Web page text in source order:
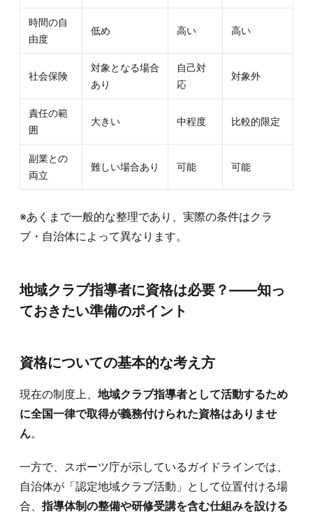
時間の自
由度
低め 高い 高い
社会保険
対象となる場合
あり
自己対
応
対象外
責任の範
囲
大きい 中程度 比較的限定
副業との
両立
難しい場合あり 可能 可能
※あくまで一般的な整理であり、実際の条件はクラ
ブ・自治体によって異なります。
地域クラブ指導者に資格は必要？——知っ
ておきたい準備のポイント
資格についての基本的な考え方
現在の制度上、 地域クラブ指導者として活動するため
に全国一律で取得が義務付けられた資格はありませ
ん。
一方で、スポーツ庁が示しているガイドラインでは、
自治体が「認定地域クラブ活動」として位置付ける場
合、 指導体制の整備や研修受講を含む仕組みを設ける